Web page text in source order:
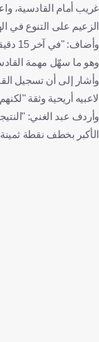
غريب أمام القادسية،
الزعيم على التنوع في
وهو ما سهّل مهمة
وأشار إلى أن تسجيل
لاعبيه أريحية وثقة
وأردف عبد الغني:
الأكبر بخطف نقطة